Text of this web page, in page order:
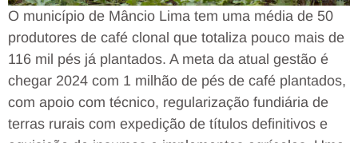
O município de Mâncio Lima tem uma média de 50
produtores de café clonal que totaliza pouco mais de
116 mil pés já plantados. A meta da atual gestão é
chegar 2024 com 1 milhão de pés de café plantados,
com apoio com técnico, regularização fundiária de
terras rurais com expedição de títulos definitivos e